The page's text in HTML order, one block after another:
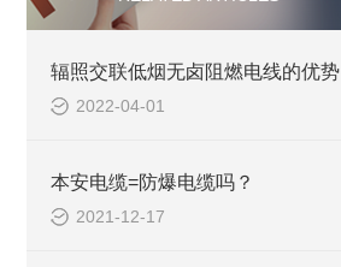
辐照交联低烟无卤阻燃电线的优势
2022-04-01
本安电缆=防爆电缆吗？
2021-12-17